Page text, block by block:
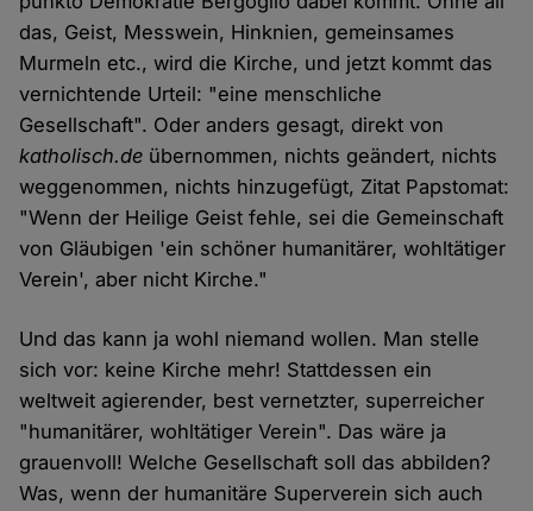
das, Geist, Messwein, Hinknien, gemeinsames
Murmeln etc., wird die Kirche, und jetzt kommt das
vernichtende Urteil: "eine menschliche
Gesellschaft". Oder anders gesagt, direkt von
katholisch.de übernommen, nichts geändert, nichts
weggenommen, nichts hinzugefügt, Zitat Papstomat:
"Wenn der Heilige Geist fehle, sei die Gemeinschaft
von Gläubigen 'ein schöner humanitärer, wohltätiger
Verein', aber nicht Kirche."
Und das kann ja wohl niemand wollen. Man stelle
sich vor: keine Kirche mehr! Stattdessen ein
weltweit agierender, best vernetzter, superreicher
"humanitärer, wohltätiger Verein". Das wäre ja
grauenvoll! Welche Gesellschaft soll das abbilden?
Was, wenn der humanitäre Superverein sich auch